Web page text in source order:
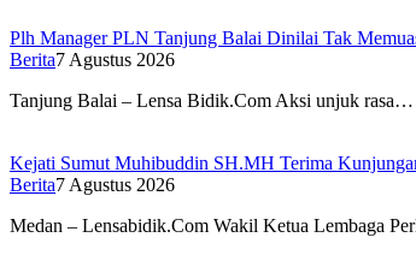
Plh Manager PLN Tanjung Balai Dinilai Tak
Berita7 Agustus 2026
Tanjung Balai – Lensa Bidik.Com Aksi unjuk rasa…
Kejati Sumut Muhibuddin SH.MH Terima
Berita7 Agustus 2026
Medan – Lensabidik.Com Wakil Ketua Lembaga